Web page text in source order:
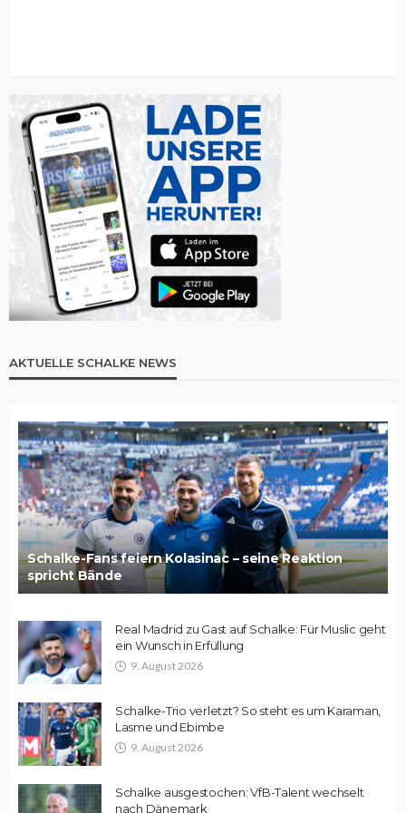
AKTUELLE SCHALKE NEWS
Schalke-Fans feiern Kolasinac – seine Reaktion
spricht Bände
Real Madrid zu Gast auf Schalke: Für Muslic geht
ein Wunsch in Erfüllung
9. August 2026
Schalke-Trio verletzt? So steht es um Karaman,
Lasme und Ebimbe
9. August 2026
Schalke ausgestochen: VfB-Talent wechselt
nach Dänemark